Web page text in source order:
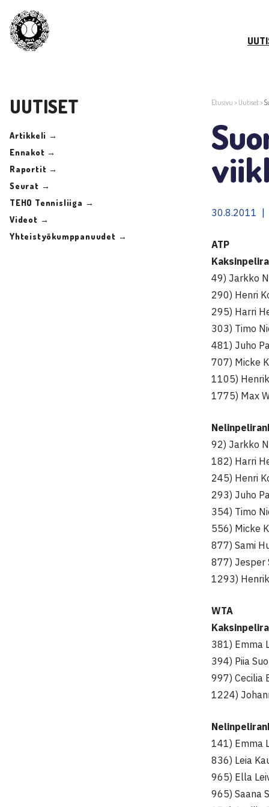
UUTISET
Artikkeli →
Ennakot →
Raportit →
Seurat →
TEHO Tennisliiga →
Videot →
Yhteistyökumppanuudet →
Etusivu > Uutiset>
30.8.2011 |
ATP
49) Jarkko
290) Henri
295) Harri
303) Timo
481) Juho
707) Micke
1105)
1775) Max
92) Jarkko
182) Harri
245) Henri
293) Juho
354) Timo
556) Micke
877) Sami
877) Jesper
1293)
WTA
381) Emma
394) Piia
997) Cecilia
1224)
141) Emma
836) Leia
965) Ella
965) Saana